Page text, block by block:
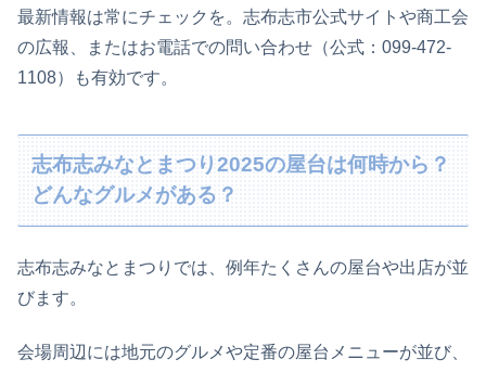
最新情報は常にチェックを。志布志市公式サイトや商工会
の広報、またはお電話での問い合わせ（公式：099-472-
1108）も有効です。
志布志みなとまつり2025の屋台は何時から？
どんなグルメがある？
志布志みなとまつりでは、例年たくさんの屋台や出店が並
びます。
会場周辺には地元のグルメや定番の屋台メニューが並び、